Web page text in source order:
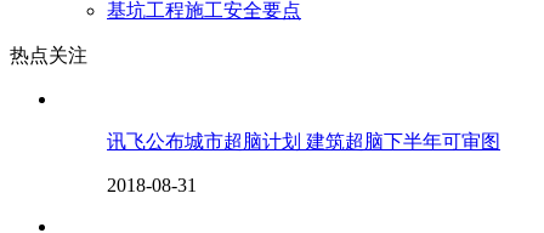
基坑工程施工安全要点
热点关注
讯飞公布城市超脑计划 建筑超脑下半年可审图
2018-08-31